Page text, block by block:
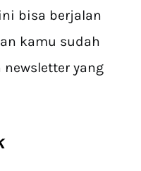
bisa berjalan
kamu sudah
yang